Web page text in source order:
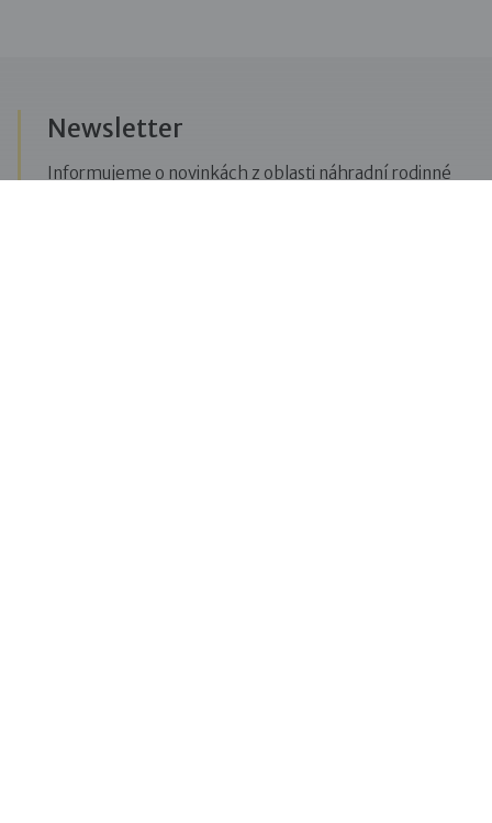
Newsletter
Informujeme o novinkách z oblasti náhradní rodinné